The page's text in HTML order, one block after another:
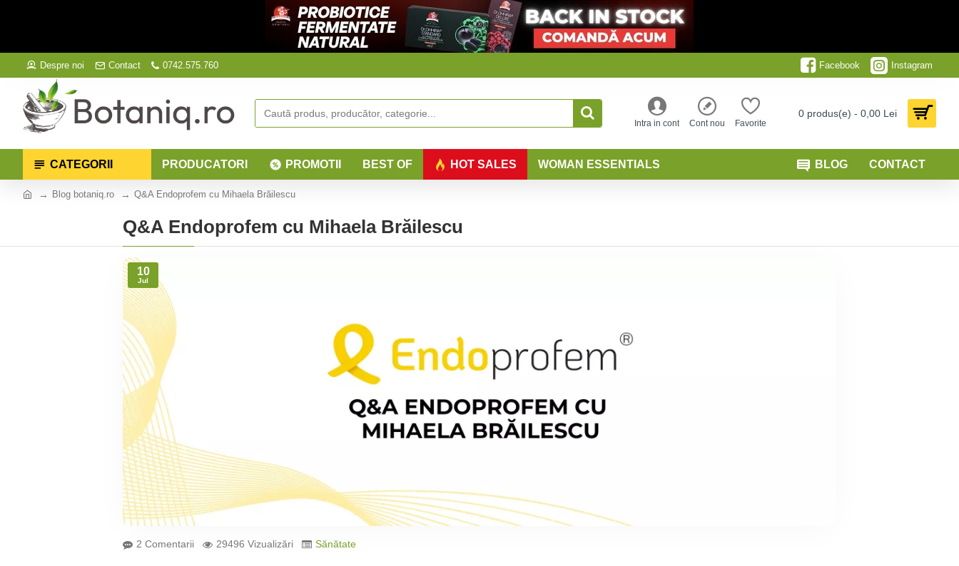
Despre noi Contact 0742.575.760 Facebook Instagram
Intra in cont Cont nou Favorite
0 produs(e) - 0,00 Lei
CATEGORII PRODUCATORI PROMOTII BEST OF HOT SALES WOMAN ESSENTIALS BLOG CONTACT
Blog botaniq.ro Q&A Endoprofem cu Mihaela Brăilescu
Q&A Endoprofem cu Mihaela Brăilescu
10
Jul
2 Comentarii 29496 Vizualizări Sănătate